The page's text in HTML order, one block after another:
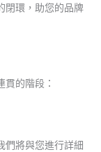
閉環，助您的品牌
的階段：
們將與您進行詳細